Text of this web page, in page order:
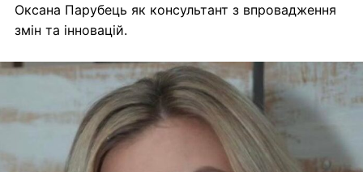
Оксана Парубець як консультант з впровадження
змін та інновацій.